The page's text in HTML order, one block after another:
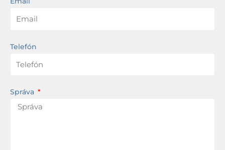
Telefón
Správa